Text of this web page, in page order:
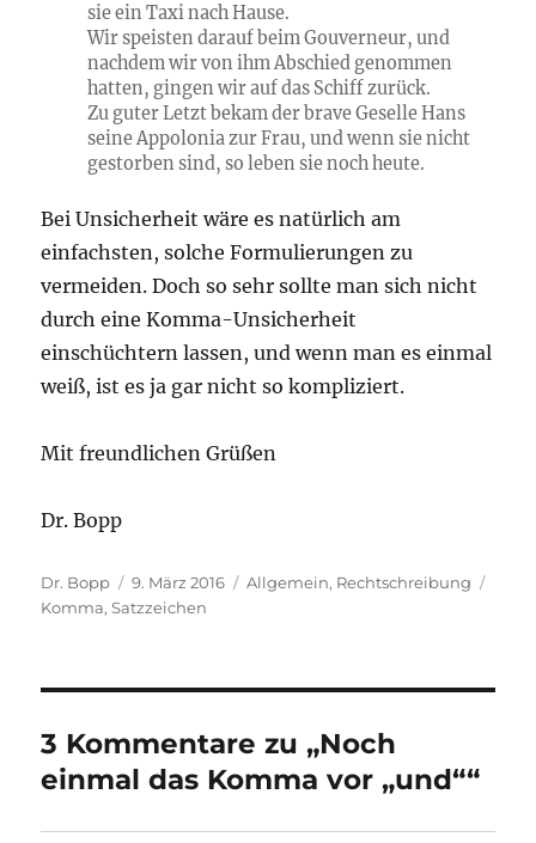
sie ein Taxi nach Hause.
Wir speisten darauf beim Gouverneur, und
nachdem wir von ihm Abschied genommen
hatten, gingen wir auf das Schiff zurück.
Zu guter Letzt bekam der brave Geselle Hans
seine Appolonia zur Frau, und wenn sie nicht
gestorben sind, so leben sie noch heute.
Bei Unsicherheit wäre es natürlich am
einfachsten, solche Formulierungen zu
vermeiden. Doch so sehr sollte man sich nicht
durch eine Komma-Unsicherheit
einschüchtern lassen, und wenn man es einmal
weiß, ist es ja gar nicht so kompliziert.
Mit freundlichen Grüßen
Dr. Bopp
Autor
Dr. Bopp
Veröffentlicht
am
9. März 2016 Kategorien
Allgemein, Rechtschreibung
Komma,Satzzeichen
3 Kommentare zu „Noch
einmal das Komma vor „und““